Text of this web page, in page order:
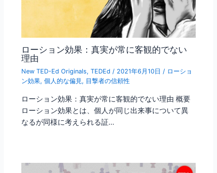
ローション効果：真実が常に客観的でない
理由
New TED-Ed Originals,TEDEd / 2021年6月10日/ ローショ
ン効果,個人的な偏見, 目撃者の信頼性
ローション効果：真実が常に客観的でない理由 概要
ローション効果とは、個人が同じ出来事について異
なるが同様に考えられる証…